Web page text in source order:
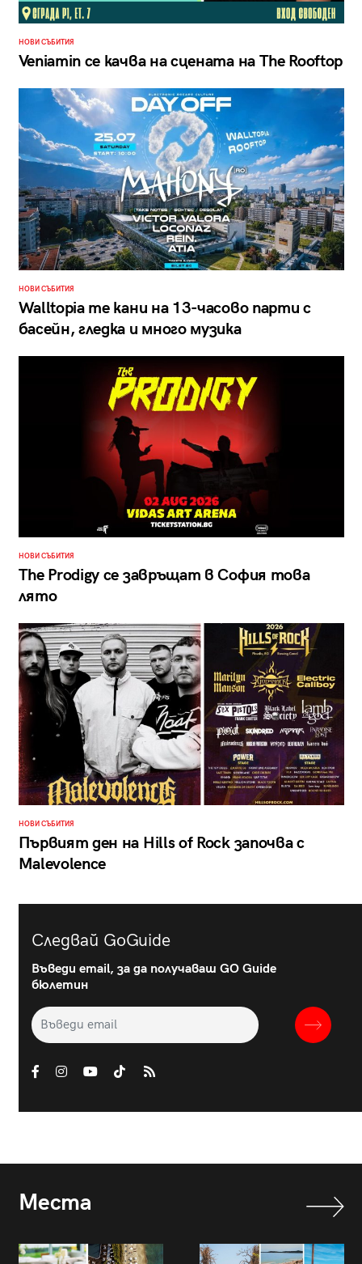
НОВИ СЪБИТИЯ
Veniamin се качва на сцената на The Rooftop
НОВИ СЪБИТИЯ
Walltopia те кани на 13-часово парти с
басейн, гледка и много музика
НОВИ СЪБИТИЯ
The Prodigy се завръщат в София това
лято
НОВИ СЪБИТИЯ
Първият ден на Hills of Rock започва с
Malevolence
Следвай GoGuide
Въведи email, за да получаваш GO Guide
бюлетин
Места